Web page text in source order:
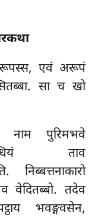
एवं अरूपं
सा च खो
पुरिमभवे
ताव
निब्बत्तनाकारो
वेदितब्बो. तदेव
भवङ्गवसेन,